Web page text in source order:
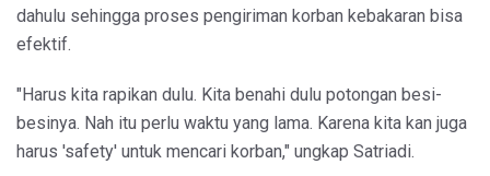
dahulu sehingga proses pengiriman korban kebakaran bisa
efektif.
"Harus kita rapikan dulu. Kita benahi dulu potongan besi-
besinya. Nah itu perlu waktu yang lama. Karena kita kan juga
harus 'safety' untuk mencari korban," ungkap Satriadi.